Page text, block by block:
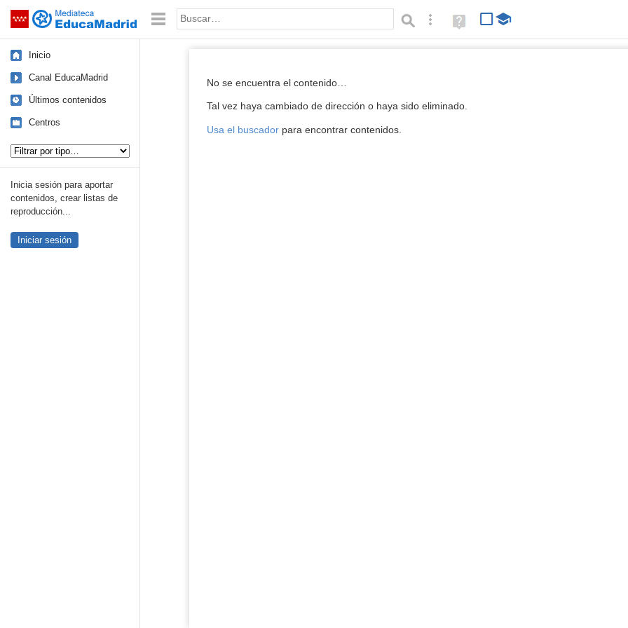
Saltar navegación Palabra o frase: Búsqueda avanzada
Ayuda
(en
Inicio
Canal EducaMadrid
Últimos contenidos
Centros
Inicia sesión para aportar
contenidos, crear listas de
reproducción...
Iniciar sesión
Reproductor de la Mediateca
No se encuentra el contenido…
Tal vez haya cambiado de dirección o haya sido eliminado.
Usa el buscadorpara encontrar contenidos.